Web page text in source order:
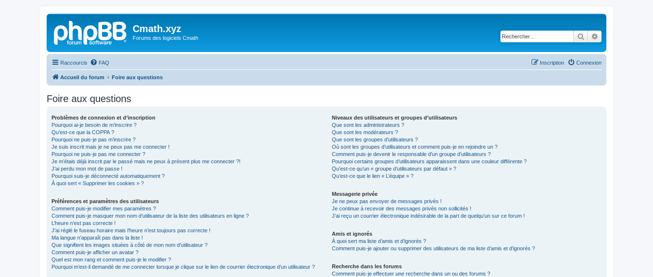
Cmath.xyz
Forums des logiciels Cmath Rechercher
Raccourcis FAQ Connexion
Inscription
Accueil du forum Foire aux questions
Foire aux questions
Problèmes de connexion et d’inscription
Pourquoi ai-je besoin de m’inscrire ?
Qu’est-ce que la COPPA ?
Pourquoi ne puis-je pas m’inscrire ?
Je suis inscrit mais je ne peux pas me connecter !
Pourquoi ne puis-je pas me connecter ?
Je m’étais déjà inscrit par le passé mais ne peux à présent plus me connecter ?!
J’ai perdu mon mot de passe !
Pourquoi suis-je déconnecté automatiquement ?
À quoi sert « Supprimer les cookies » ?
Préférences et paramètres des utilisateurs
Comment puis-je modifier mes paramètres ?
Comment puis-je masquer mon nom d’utilisateur de la liste des utilisateurs en ligne ?
L’heure n’est pas correcte !
J’ai réglé le fuseau horaire mais l’heure n’est toujours pas correcte !
Ma langue n’apparaît pas dans la liste !
Que signifient les images situées à côté de mon nom d’utilisateur ?
Comment puis-je afficher un avatar ?
Quel est mon rang et comment puis-je le modifier ?
Pourquoi m’est-il demandé de me connecter lorsque je clique sur le lien de courrier électronique d’un utilisateur ?
Niveaux des utilisateurs et groupes d’utilisateurs
Que sont les administrateurs ?
Que sont les modérateurs ?
Que sont les groupes d’utilisateurs ?
Où sont les groupes d’utilisateurs et comment puis-je en rejoindre un ?
Comment puis-je devenir le responsable d’un groupe d’utilisateurs ?
Pourquoi certains groupes d’utilisateurs apparaissent dans une couleur différente ?
Qu’est-ce qu’un « groupe d’utilisateurs par défaut » ?
Qu’est-ce que le lien « L’équipe » ?
Messagerie privée
Je ne peux pas envoyer de messages privés !
Je continue à recevoir des messages privés non sollicités !
J’ai reçu un courrier électronique indésirable de la part de quelqu’un sur ce forum !
Amis et ignorés
À quoi sert ma liste d’amis et d’ignorés ?
Comment puis-je ajouter ou supprimer des utilisateurs de ma liste d’amis et d’ignorés ?
Recherche dans les forums
Comment puis-je effectuer une recherche dans un ou des forums ?